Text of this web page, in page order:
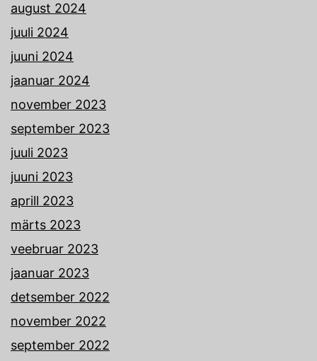
august 2024
juuli 2024
juuni 2024
jaanuar 2024
november 2023
september 2023
juuli 2023
juuni 2023
aprill 2023
märts 2023
veebruar 2023
jaanuar 2023
detsember 2022
november 2022
september 2022